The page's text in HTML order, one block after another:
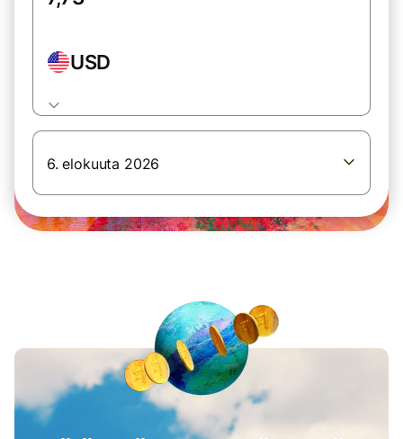
USD
6. elokuuta 2026